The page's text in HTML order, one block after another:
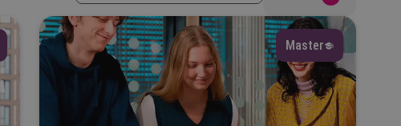
zoeken
Master